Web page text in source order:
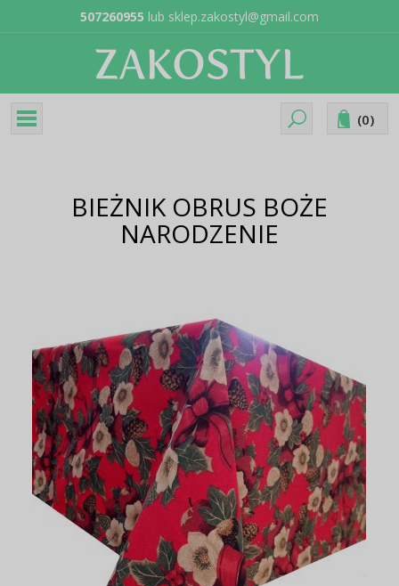
507260955 lub sklep.zakostyl@gmail.com
(0)
BIEŻNIK OBRUS BOŻE
NARODZENIE